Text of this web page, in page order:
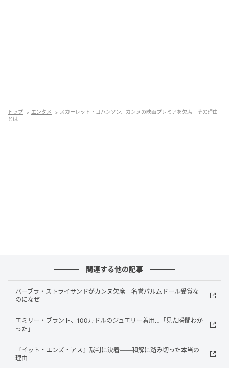
スカーレットは別作品の撮影でカンヌ入りで
きず
スカーレットがプレミアを欠席したのには明確な理由
があった。彼女は現在ニューヨークで、『エクソシス
ト』リブート版の撮影に参加しており、カンヌへの移
動が叶わなかったのだ。
トップ エンタメ
スカーレット・ヨハンソン、カンヌの映画プレミアを欠席 その理由
とは
関連する他の記事
バーブラ・ストライサンドがカンヌ欠席 名誉パルムドール受賞な
のになぜ
エミリー・ブラント、100万ドルのジュエリー着用…「見た瞬間わか
った」
『イット・エンズ・アス』裁判に決着——和解に踏み切った本当の
理由